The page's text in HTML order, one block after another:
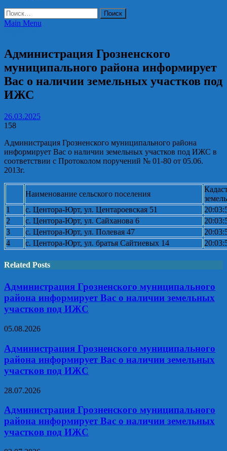
Найти:
Main Menu
Администрация Грозненского
муниципального района информирует
Вас о наличии земельных участков под
ИЖС
26.03.2025
158
Администрация Грозненского муниципального района
информирует Вас о наличии земельных участков под ИЖС в
соответствии с Протоколом поручений № 01-80 от 05.06.
2013г.
Наименование сельского поселения
1
с. Центора-Юрт, ул. Центароевская 51
2
с. Центора-Юрт, ул. Сайханова 6
3
с. Центора-Юрт, ул. Полевая 47
4
с. Центора-Юрт, ул. братья Сайтиевых 14
Related Posts
Администрация Грозненского муниципального
района информирует Вас о наличии земельных
участков под ИЖС
05.08.2026
Администрация Грозненского муниципального
района информирует Вас о наличии земельных
участков под ИЖС
28.07.2026
Администрация Грозненского муниципального
района информирует Вас о наличии земельных
участков под ИЖС